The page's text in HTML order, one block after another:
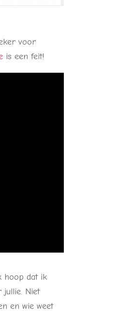
voor
is een feit!
hoop dat ik
Niet
en wie weet